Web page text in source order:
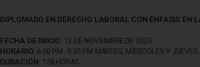
DIPLOMADO EN DERECHO LABORAL CON ÉNFASIS EN
FECHA DE INICIO: 12 DE NOVIEMBRE DE 2025
HORARIO: 6:00 PM -9:30 PM MARTES, MIÉRCOLES Y JUEVES.
DURACIÓN: 128 HORAS